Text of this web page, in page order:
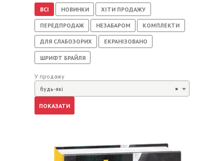
ВСІ НОВИНКИ ХІТИ ПРОДАЖУ
ПЕРЕДПРОДАЖ НЕЗАБАРОМ КОМПЛЕКТИ
ДЛЯ СЛАБОЗОРИХ ЕКРАНІЗОВАНО
ШРИФТ БРАЙЛЯ
У продажу
×
будь-які